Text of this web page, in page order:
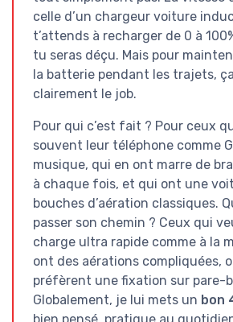
celle d’un chargeur voiture
t’attends à recharger de 0 à
tu seras déçu. Mais pour
la batterie pendant les trajets,
clairement le job.
Pour qui c’est fait ? Pour ceux
souvent leur téléphone comme
musique, qui en ont marre de
à chaque fois, et qui ont une
bouches d’aération classiques.
passer son chemin ? Ceux qui
charge ultra rapide comme à la
ont des aérations compliquées,
préfèrent une fixation sur pare-
Globalement, je lui mets un bon